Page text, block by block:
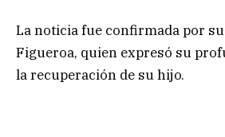
La noticia fue confirmada por
Figueroa, quien expresó su
la recuperación de su hijo.